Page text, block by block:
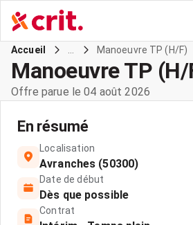
Accueil Manoeuvre TP (H/F)
Manoeuvre TP (H/
Offre parue le 04 août 2026
En résumé
Localisation
Avranches (50300)
Date de début
Dès que possible
Contrat